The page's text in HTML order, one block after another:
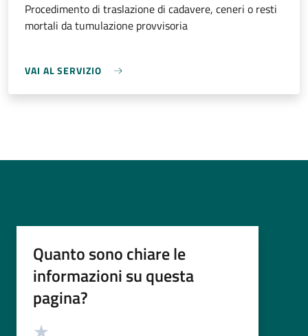
Procedimento di traslazione di cadavere, ceneri o resti
mortali da tumulazione provvisoria
VAI AL SERVIZIO
Quanto sono chiare le
informazioni su questa
pagina?
Valutazione